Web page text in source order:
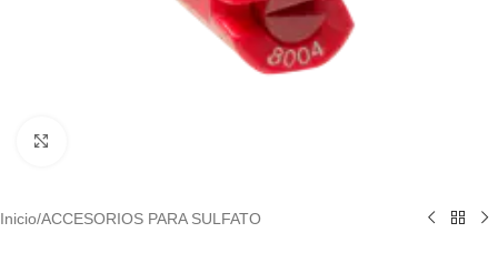
Inicio/ACCESORIOS PARA SULFATO